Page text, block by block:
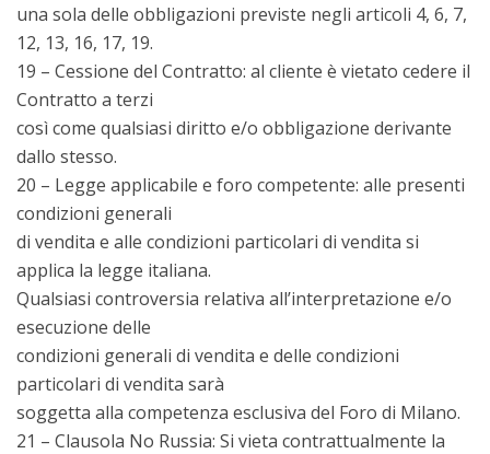
una sola delle obbligazioni previste negli articoli 4, 6, 7,
12, 13, 16, 17, 19.
19 – Cessione del Contratto: al cliente è vietato cedere il
Contratto a terzi
così come qualsiasi diritto e/o obbligazione derivante
dallo stesso.
20 – Legge applicabile e foro competente: alle presenti
condizioni generali
di vendita e alle condizioni particolari di vendita si
applica la legge italiana.
Qualsiasi controversia relativa all’interpretazione e/o
esecuzione delle
condizioni generali di vendita e delle condizioni
particolari di vendita sarà
soggetta alla competenza esclusiva del Foro di Milano.
21 – Clausola No Russia: Si vieta contrattualmente la